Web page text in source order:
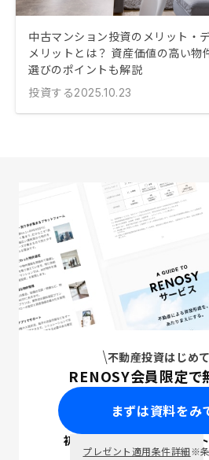
中古マンション投資のメリット・
メリットとは？ 資産価値の高い物
選びのポイントも解説
投資する2025.10.23
不動産投資はじめ
RENOSY会員限定で
まずは資料をみ
初回面談で ポイント
プレゼント適用条件詳細※